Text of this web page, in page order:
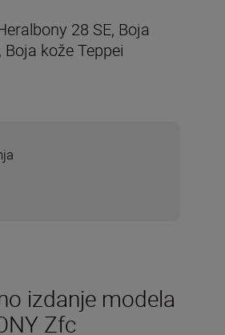
28 SE, Boja
kože Teppei
izdanje modela
Zfc